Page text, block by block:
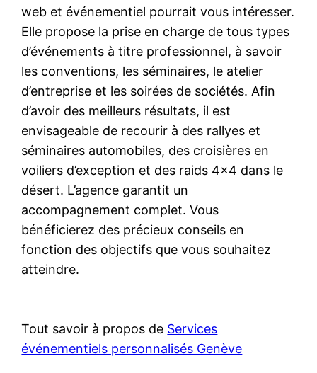
web et événementiel pourrait vous intéresser.
Elle propose la prise en charge de tous types
d’événements à titre professionnel, à savoir
les conventions, les séminaires, le atelier
d’entreprise et les soirées de sociétés. Afin
d’avoir des meilleurs résultats, il est
envisageable de recourir à des rallyes et
séminaires automobiles, des croisières en
voiliers d’exception et des raids 4×4 dans le
désert. L’agence garantit un
accompagnement complet. Vous
bénéficierez des précieux conseils en
fonction des objectifs que vous souhaitez
atteindre.
Tout savoir à propos de Services
événementiels personnalisés Genève